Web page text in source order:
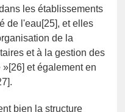
les établissements
de l'eau[25], et elles
de la
et à la gestion des
et également en
bien la structure